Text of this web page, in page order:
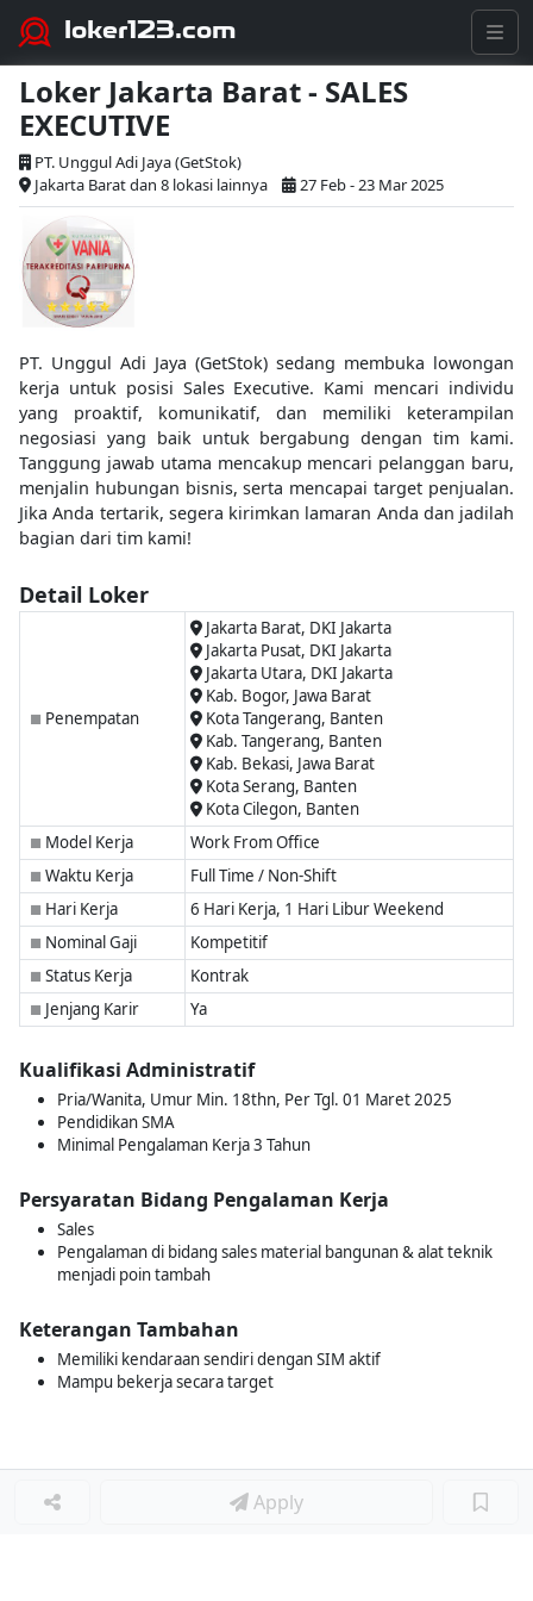
loker123.com
Loker Jakarta Barat - SALES
EXECUTIVE
PT. Unggul Adi Jaya (GetStok)
Jakarta Barat dan 8 lokasi lainnya
27 Feb - 23 Mar 2025
PT. Unggul Adi Jaya (GetStok) sedang membuka lowongan
kerja untuk posisi Sales Executive. Kami mencari individu
yang proaktif, komunikatif, dan memiliki keterampilan
negosiasi yang baik untuk bergabung dengan tim kami.
Tanggung jawab utama mencakup mencari pelanggan baru,
menjalin hubungan bisnis, serta mencapai target penjualan.
Jika Anda tertarik, segera kirimkan lamaran Anda dan jadilah
bagian dari tim kami!
Detail Loker
■ Penempatan
Jakarta Barat, DKI Jakarta
Jakarta Pusat, DKI Jakarta
Jakarta Utara, DKI Jakarta
Kab. Bogor, Jawa Barat
Kota Tangerang, Banten
Kab. Tangerang, Banten
Kab. Bekasi, Jawa Barat
Kota Serang, Banten
Kota Cilegon, Banten
■ Model Kerja Work From Office
■ Waktu Kerja Full Time / Non-Shift
■ Hari Kerja 6 Hari Kerja, 1 Hari Libur Weekend
■ Nominal Gaji Kompetitif
■ Status Kerja Kontrak
■ Jenjang Karir Ya
Kualifikasi Administratif
Pria/Wanita, Umur Min. 18thn, Per Tgl. 01 Maret 2025
Pendidikan SMA
Minimal Pengalaman Kerja 3 Tahun
Persyaratan Bidang Pengalaman Kerja
Sales
Pengalaman di bidang sales material bangunan & alat teknik
menjadi poin tambah
Keterangan Tambahan
Memiliki kendaraan sendiri dengan SIM aktif
Mampu bekerja secara target
Apply